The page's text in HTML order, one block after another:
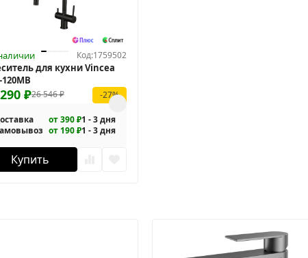
Код:1759502
для кухни Vincea
120MB
26 546₽
₽ -27%
от 390 ₽1 - 3 дня
от 190 ₽1 - 3 дня
Купить